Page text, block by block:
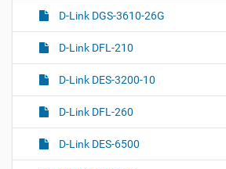
D-Link DGS-3610-26G
D-Link DFL-210
D-Link DES-3200-10
D-Link DFL-260
D-Link DES-6500